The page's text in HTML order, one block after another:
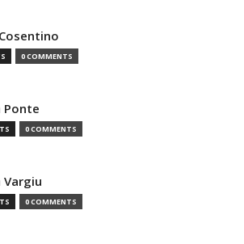
0 COMMENTS
Ponte
0 COMMENTS
Vargiu
0 COMMENTS